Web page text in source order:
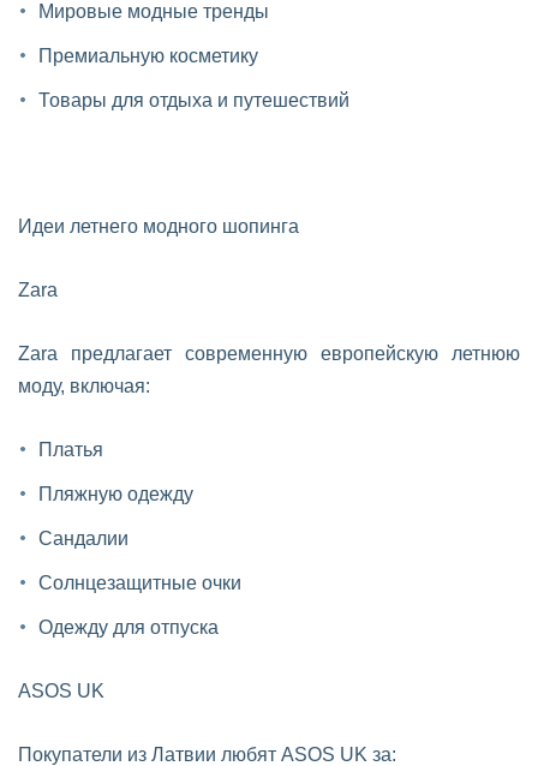
Мировые модные тренды
Премиальную косметику
Товары для отдыха и путешествий
Идеи летнего модного шопинга
Zara
Zara предлагает современную европейскую летнюю
моду, включая:
Платья
Пляжную одежду
Сандалии
Солнцезащитные очки
Одежду для отпуска
ASOS UK
Покупатели из Латвии любят ASOS UK за: